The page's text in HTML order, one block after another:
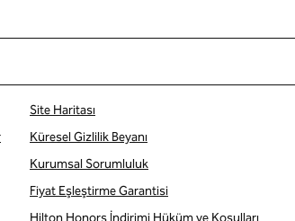
Site Haritası
Küresel Gizlilik Beyanı
Kurumsal Sorumluluk
Fiyat Eşleştirme Garantisi
Hilton Honors İndirimi Hüküm ve Koşulları